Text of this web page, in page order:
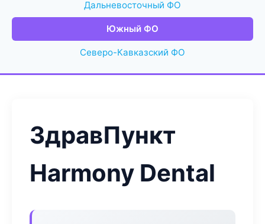
Дальневосточный ФО
Южный ФО
Северо-Кавказский ФО
ЗдравПункт
Harmony Dental